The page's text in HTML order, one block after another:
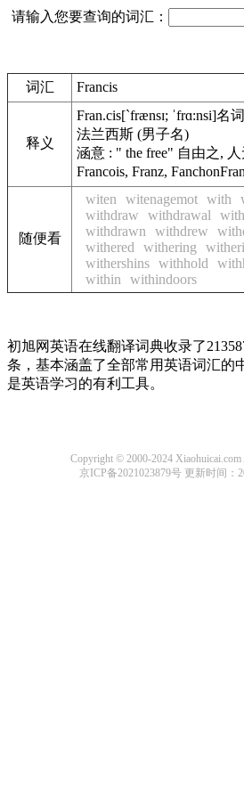
请输入您要查询的词汇：
词汇 Francis
释义
Fran.cis[`frænsɪ; ˈfrɑ:nsi]名词
法兰西斯 (男子名)
涵意 : " the free" 自由之,
Francois, Franz, Fanchon
随便看
witen witenagemot with
withdraw
withdrawal
withdrawn
withdrew
withered
withering
withershins withhold
within
withindoors
初旭网英语在线翻译词典收录了
条，基本涵盖了全部常用英语词汇的
是英语学习的有利工具。
Copyright © 2000-2024 Xiaohuicai.com
京ICP备2021023879号更新时间：